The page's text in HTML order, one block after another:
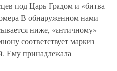
под Царь-Градом и «битва
В обнаруженном нами
ниже, «античному»
соответствует маркиз
Ему принадлежала